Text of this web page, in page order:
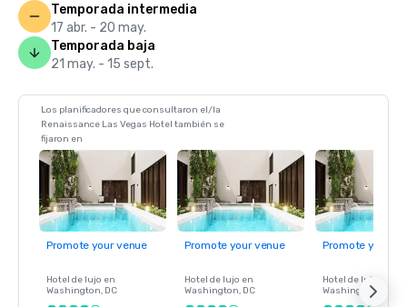
Temporada intermedia
17 abr. - 20 may.
Temporada baja
21 may. - 15 sept.
Los planificadores que consultaron el/la
Renaissance Las Vegas Hotel también se
fijaron en
Promote your venue
Hotel de lujo en
Washington, DC
Promote your venue
Hotel de lujo en
Washington, DC
Promote your
Hotel de lujo en
Washington